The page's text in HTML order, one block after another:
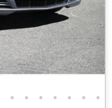
• • • • • • •